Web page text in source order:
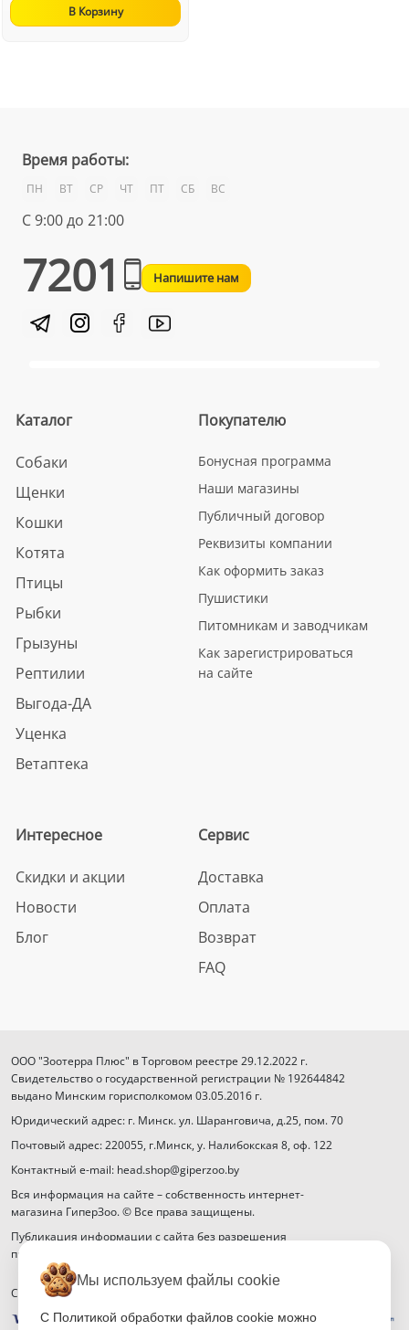
В Корзину
Время работы:
ПН ВТ СР ЧТ ПТ СБ ВС
С 9:00 до 21:00
7201 Напишите нам
Каталог
Собаки
Щенки
Кошки
Котята
Птицы
Рыбки
Грызуны
Рептилии
Выгода-ДА
Уценка
Ветаптека
Покупателю
Бонусная программа
Наши магазины
Публичный договор
Реквизиты компании
Как оформить заказ
Пушистики
Питомникам и заводчикам
Как зарегистрироваться
на сайте
Интересное
Скидки и акции
Новости
Блог
Сервис
Доставка
Оплата
Возврат
FAQ
ООО "Зоотерра Плюс" в Торговом реестре 29.12.2022 г.
Свидетельство о государственной регистрации № 192644842
выдано Минским горисполкомом 03.05.2016 г.
Юридический адрес: г. Минск. ул. Шаранговича, д.25, пом. 70
Почтовый адрес: 220055, г.Минск, у. Налибокская 8, оф. 122
Контактный e-mail: head.shop@giperzoo.by
Вся информация на сайте – собственность интернет-
магазина ГиперЗоо. © Все права защищены.
Публикация информации с сайта без разрешения
правообладателя запрещена.
Способы оплаты
Мы используем файлы cookie
С Политикой обработки файлов cookie можно